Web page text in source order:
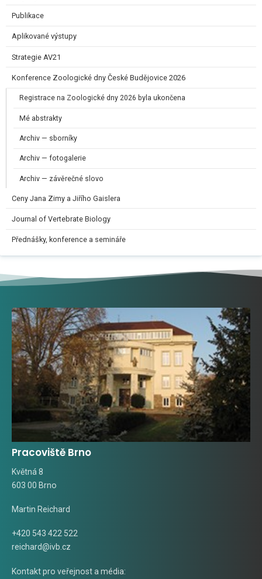
Publikace
Aplikované výstupy
Strategie AV21
Konference Zoologické dny České Budějovice 2026
Registrace na Zoologické dny 2026 byla ukončena
Mé abstrakty
Archiv — sborníky
Archiv — fotogalerie
Archiv — závěrečné slovo
Ceny Jana Zimy a Jiřího Gaislera​
Journal of Vertebrate Biology
Přednášky, konference a semináře
Pracoviště Brno
Květná 8
603 00 Brno
Martin Reichard
+420 543 422 522
reichard@ivb.cz
Kontakt pro veřejnost a média: